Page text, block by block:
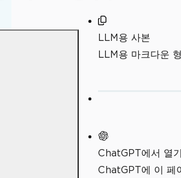
LLM용 사본
LLM용 마크다운
ChatGPT에서 열기
ChatGPT에 이 페